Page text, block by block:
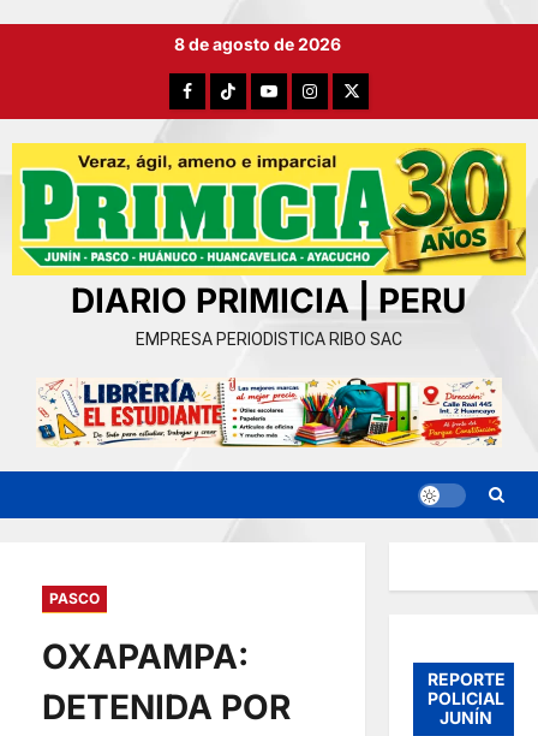
8 de agosto de 2026
FacebookTikTokYouTubeInstagram
X
DIARIO PRIMICIA | PERU
EMPRESA PERIODISTICA RIBO SAC
PASCO
OXAPAMPA:
DETENIDA POR
REPORTE
POLICIAL
JUNÍN